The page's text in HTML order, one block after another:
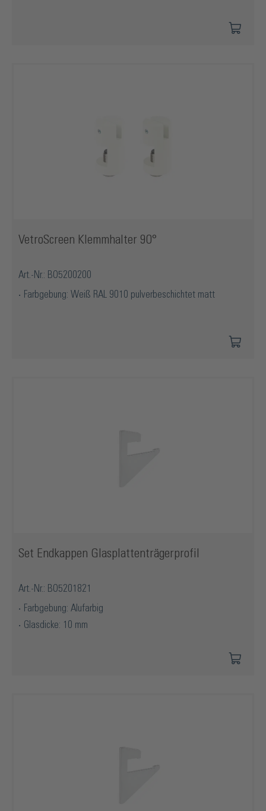
VetroScreen Klemmhalter 90°
Art.-Nr.: BO5200200
Farbgebung: Weiß RAL 9010 pulverbeschichtet matt
Set Endkappen Glasplattenträgerprofil
Art.-Nr.: BO5201821
Farbgebung: Alufarbig
Glasdicke: 10 mm